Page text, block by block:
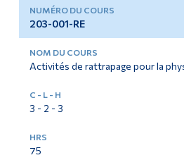
Plans de cours
Horaire de la salle de travaux dirigés
Exemples d'examens finaux pour
203-001-RE
Activités de rattrapage pour la
3 - 2 - 3
75